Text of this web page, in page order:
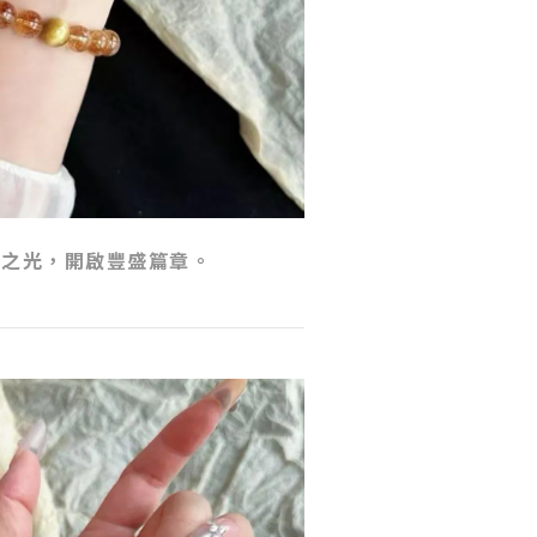
光，開啟豐盛篇章。